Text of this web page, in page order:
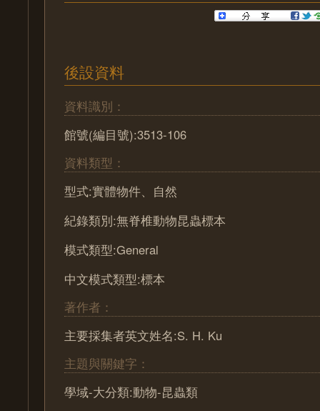
後設資料
資料識別：
館號(編目號):3513-106
資料類型：
型式:實體物件、自然
紀錄類別:無脊椎動物昆蟲標本
模式類型:General
中文模式類型:標本
著作者：
主要採集者英文姓名:S. H. Ku
主題與關鍵字：
學域-大分類:動物-昆蟲類